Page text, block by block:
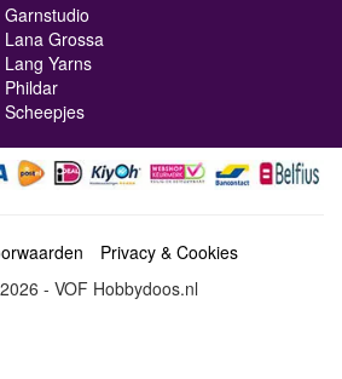
Garnstudio
Lana Grossa
Lang Yarns
Phildar
Scheepjes
Privacy & Cookies
- VOF Hobbydoos.nl